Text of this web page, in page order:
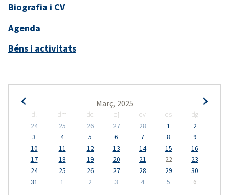
Biografia i CV
Agenda
Béns i activitats
Març, 2025
dl dm dc dj dv ds
dg
24
25 26 27 28 1
2
3
4 5 6 7 8
9
10
11 12 13 14 15
16
17
18 19 20 21 22
23
24
25 26 27 28 29
30
31
1 2 3 4 5 6